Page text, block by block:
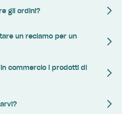
gli ordini?
un reclamo per un
commercio i prodotti di